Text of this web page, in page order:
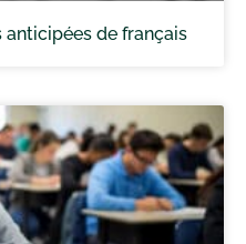
anticipées de français